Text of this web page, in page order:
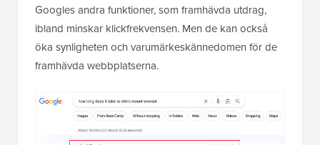
Googles andra funktioner, som framhävda utdrag,
ibland minskar klickfrekvensen. Men de kan också
öka synligheten och varumärkeskännedomen för de
framhävda webbplatserna.